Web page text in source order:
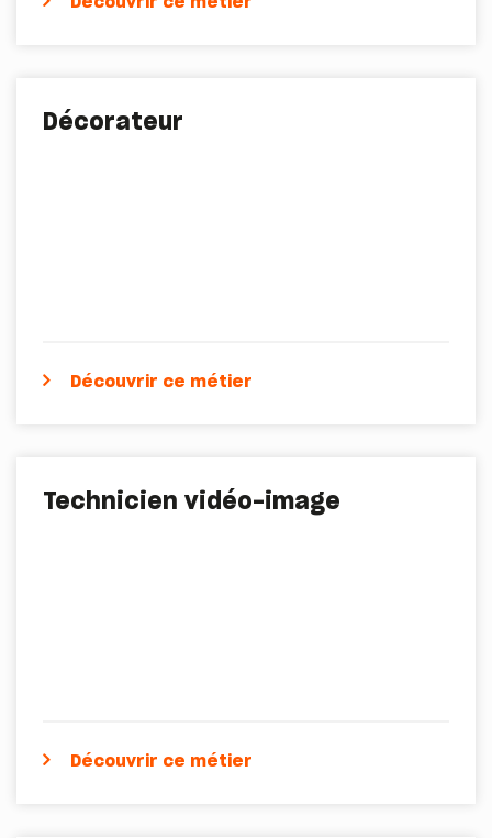
Décorateur
Découvrir ce métier
Technicien vidéo-image
Découvrir ce métier